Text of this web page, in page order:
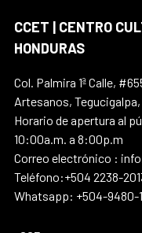
CCET | CENTRO
HONDURAS
Col. Palmira 1ª Calle,
Artesanos,
Horario de apertura al
10:00a.m. a 8:00p.m
Correo electrónico :
Teléfono:+504 2238-
Whatsapp: +504-9480-